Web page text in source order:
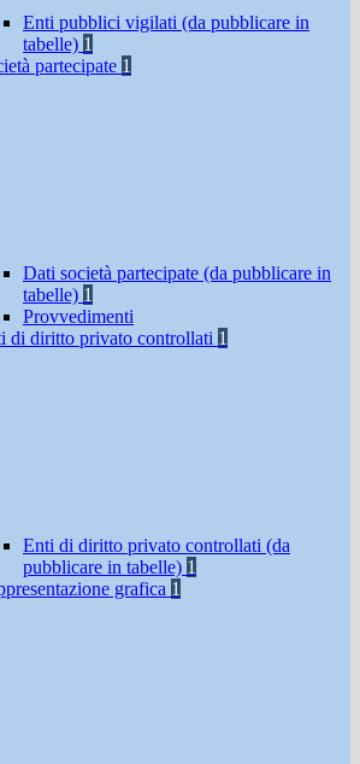
Enti pubblici vigilati (da pubblicare in
tabelle) 1
partecipate 1
Dati società partecipate (da pubblicare in
tabelle) 1
Provvedimenti
di diritto privato controllati 1
Enti di diritto privato controllati (da
pubblicare in tabelle) 1
grafica 1